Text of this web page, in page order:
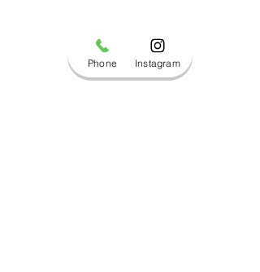
Phone Instagram